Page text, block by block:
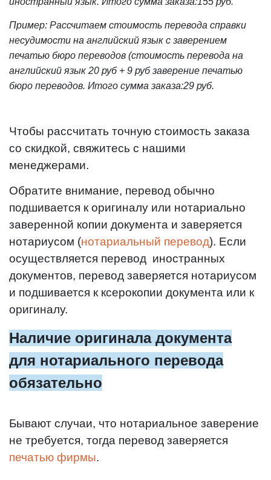
Пример: Рассчитаем стоимость перевода справки
несудимости на английский язык с заверением
печатью бюро переводов (стоимость перевода на
английский язык 20 руб + 9 руб заверение печатью
бюро переводов. Итого сумма заказа:29 руб.
Чтобы рассчитать точную стоимость заказа
со скидкой, свяжитесь с нашими
менеджерами.
Обратите внимание, перевод обычно
подшивается к оригиналу или нотариально
заверенной копии документа и заверяется
нотариусом (нотариальный перевод). Если
осуществляется перевод иностранных
документов, перевод заверяется нотариусом
и подшивается к ксерокопии документа или к
оригиналу.
Наличие оригинала документа
для нотариального перевода
обязательно
Бывают случаи, что нотариальное заверение
не требуется, тогда перевод заверяется
печатью фирмы.